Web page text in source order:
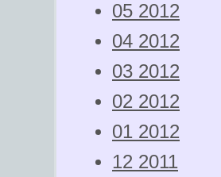
05 2012
04 2012
03 2012
02 2012
01 2012
12 2011